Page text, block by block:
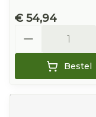
€ 54,94
Bestel